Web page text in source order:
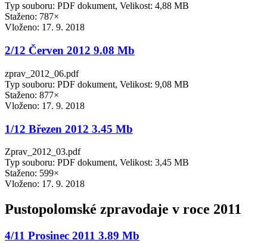
Typ souboru: PDF dokument, Velikost: 4,88 MB
Staženo: 787×
Vloženo: 17. 9. 2018
2/12 Červen 2012 9.08 Mb
zprav_2012_06.pdf
Typ souboru: PDF dokument, Velikost: 9,08 MB
Staženo: 877×
Vloženo: 17. 9. 2018
1/12 Březen 2012 3.45 Mb
Zprav_2012_03.pdf
Typ souboru: PDF dokument, Velikost: 3,45 MB
Staženo: 599×
Vloženo: 17. 9. 2018
Pustopolomské zpravodaje v roce 2011
4/11 Prosinec 2011 3.89 Mb